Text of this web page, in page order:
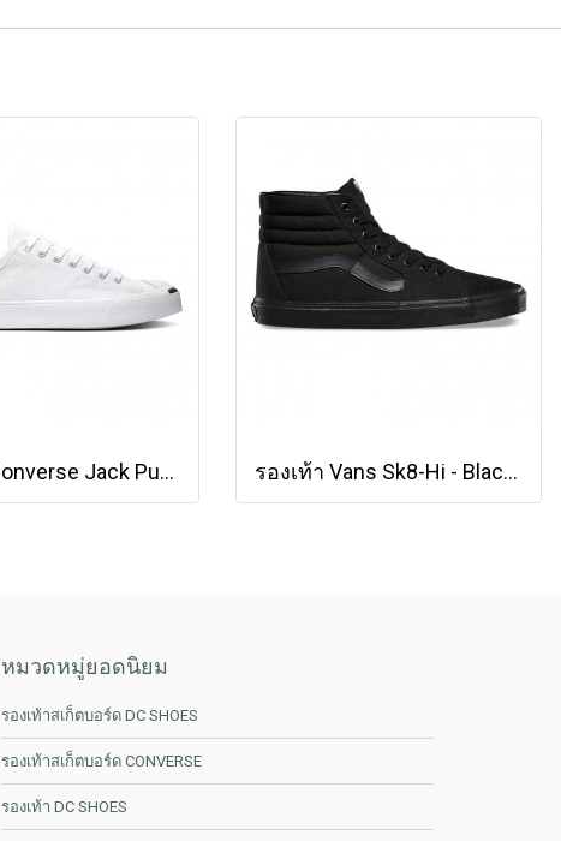
รองเท้า Converse Jack Purcell Cotton Ox - White [164057CWW] รองเท้า Vans Sk8-Hi - Black/Black/Black [VN000TS9BJ4]
หมวดหมู่ยอดนิยม
รองเท้าสเก็ตบอร์ด DC SHOES
รองเท้าสเก็ตบอร์ด CONVERSE
รองเท้า DC SHOES